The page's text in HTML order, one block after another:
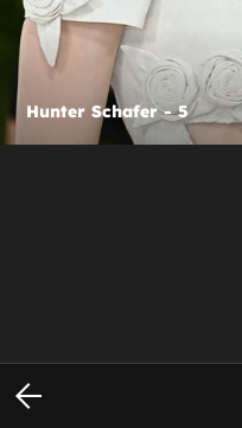
Hunter Schafer - 5